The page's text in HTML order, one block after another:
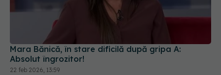
Mara Bănică, în stare dificilă după gripa A:
Absolut îngrozitor!
22 feb 2026, 13:59